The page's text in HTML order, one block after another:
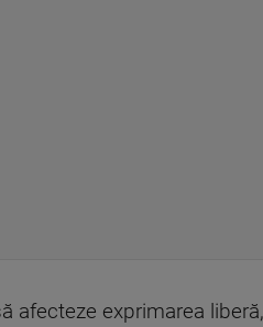
afecteze exprimarea